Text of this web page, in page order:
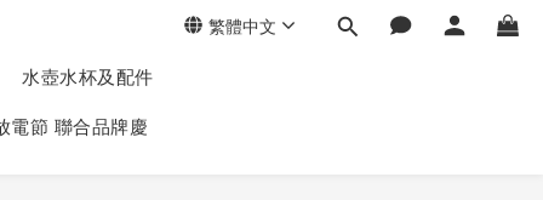
繁體中文
水壺水杯及配件
電節 聯合品牌慶